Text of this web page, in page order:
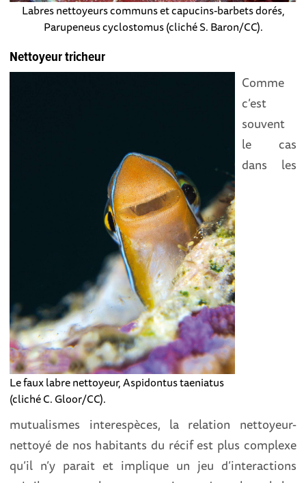
Labres nettoyeurs communs et capucins-barbets dorés,
Parupeneus cyclostomus (cliché S. Baron/CC).
Nettoyeur tricheur
Le faux labre nettoyeur, Aspidontus taeniatus
(cliché C. Gloor/CC).
Comme
c’est
souvent
le cas
dans les
mutualismes interespèces, la relation nettoyeur-
nettoyé de nos habitants du récif est plus complexe
qu’il n’y parait et implique un jeu d’interactions